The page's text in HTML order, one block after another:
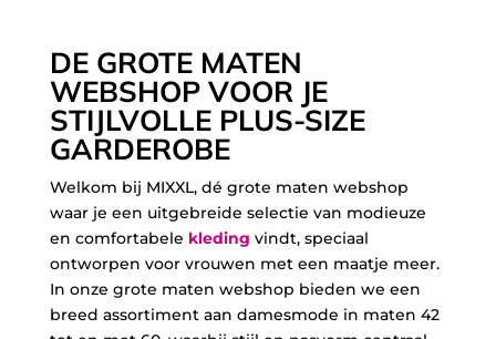
DE GROTE MATEN
WEBSHOP VOOR JE
STIJLVOLLE PLUS-SIZE
GARDEROBE
Welkom bij MIXXL, dé grote maten webshop
waar je een uitgebreide selectie van modieuze
en comfortabele kleding vindt, speciaal
ontworpen voor vrouwen met een maatje meer.
In onze grote maten webshop bieden we een
breed assortiment aan damesmode in maten 42